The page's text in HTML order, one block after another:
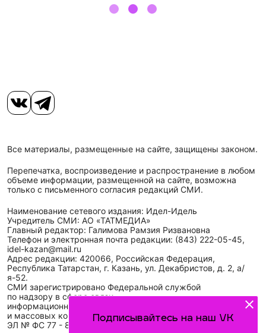
Подписывайтесь на наш VK
Все материалы, размещенные на сайте, защищены законом.
Перепечатка, воспроизведение и распространение в любом
объеме информации, размещенной на сайте, возможна
только с письменного согласия редакций СМИ.
Наименование сетевого издания: Идел-Идель
Учредитель СМИ: АО «ТАТМЕДИА»
Главный редактор: Галимова Рамзия Ризвановна
Телефон и электронная почта редакции: (843) 222-05-45,
idel-kazan@mail.ru
Адрес редакции: 420066, Российская Федерация,
Республика Татарстан, г. Казань, ул. Декабристов, д. 2, а/
я-52.
СМИ зарегистрировано Федеральной службой
по надзору в сфере связи,
информационных технологий
и массовых коммуникаций (Роскомнадзор)
ЭЛ № ФС 77 - 89431 от 14.05.2025